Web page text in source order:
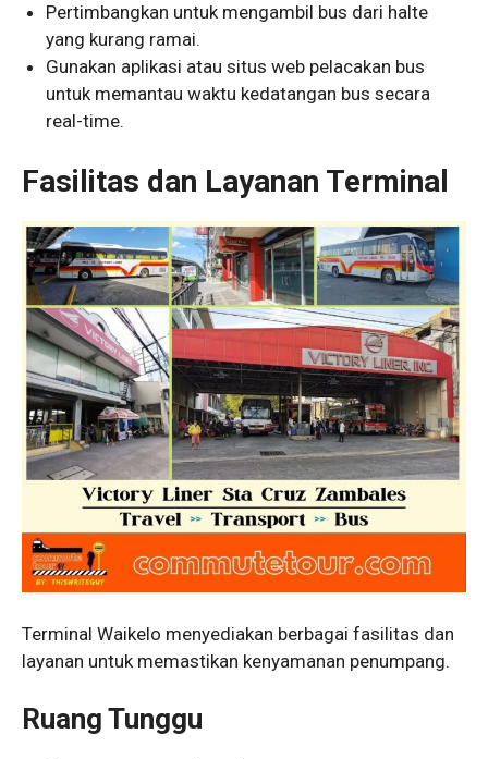
Pertimbangkan untuk mengambil bus dari halte
yang kurang ramai.
Gunakan aplikasi atau situs web pelacakan bus
untuk memantau waktu kedatangan bus secara
real-time.
Fasilitas dan Layanan Terminal
Terminal Waikelo menyediakan berbagai fasilitas dan
layanan untuk memastikan kenyamanan penumpang.
Ruang Tunggu